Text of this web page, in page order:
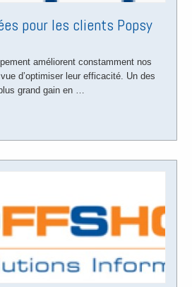
pour les clients Popsy
améliorent constamment nos
d’optimiser leur efficacité. Un des
grand gain en …